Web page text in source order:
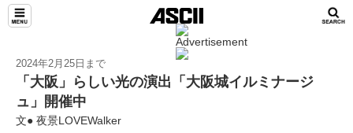
2024年2⽉25⽇まで
「大阪」らしい光の演出「大阪城イルミナージ
ュ」開催中
文● 夜景LOVEWalker